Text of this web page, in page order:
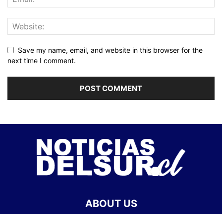
Save my name, email, and website in this browser for the
next time I comment.
ABOUT US